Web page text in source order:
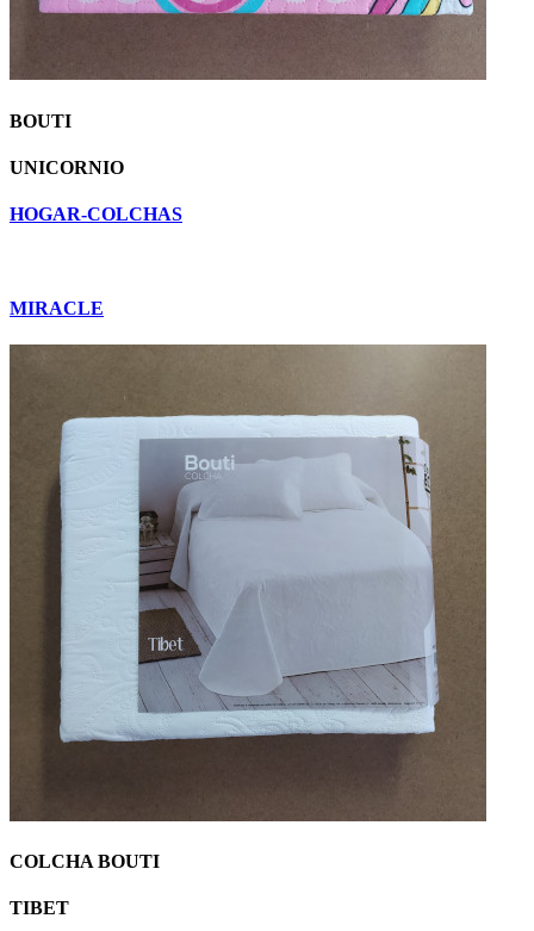
BOUTI
UNICORNIO
HOGAR-COLCHAS
MIRACLE
COLCHA BOUTI
TIBET